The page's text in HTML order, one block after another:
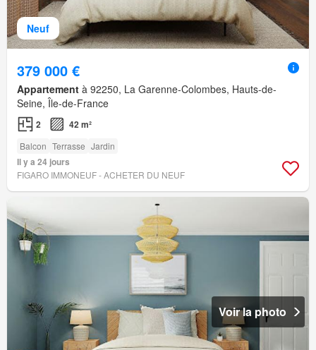
Neuf
379 000 €
Appartement à 92250, La Garenne-Colombes, Hauts-de-
Seine, Île-de-France
2 42 m²
Balcon Terrasse Jardin
Il y a 24 jours
FIGARO IMMONEUF - ACHETER DU NEUF
Voir la photo